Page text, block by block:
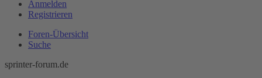
Anmelden
Registrieren
Foren-Übersicht
Suche
sprinter-forum.de